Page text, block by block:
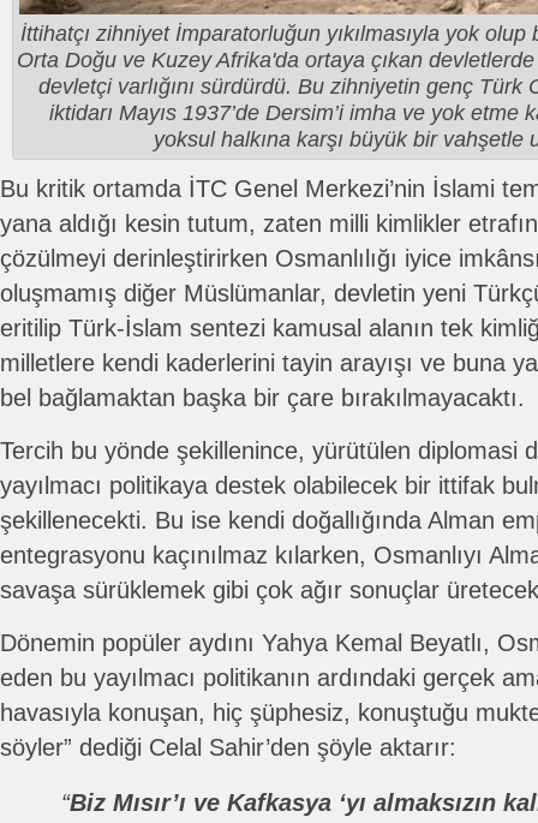
İttihatçı zihniyet İmparatorluğun yıkılmasıyla yok
Orta Doğu ve Kuzey Afrika'da ortaya çıkan
devletçi varlığını sürdürdü. Bu zihniyetin genç Türk
iktidarı Mayıs 1937’de Dersim’i imha ve yok etme
yoksul halkına karşı büyük bir vahşetle
Bu kritik ortamda İTC Genel Merkezi’nin İslami
yana aldığı kesin tutum, zaten milli kimlikler
çözülmeyi derinleştirirken Osmanlılığı iyice
oluşmamış diğer Müslümanlar, devletin yeni
eritilip Türk-İslam sentezi kamusal alanın tek
milletlere kendi kaderlerini tayin arayışı ve buna
bel bağlamaktan başka bir çare bırakılmayacaktı.
Tercih bu yönde şekillenince, yürütülen diplomasi
yayılmacı politikaya destek olabilecek bir ittifak
şekillenecekti. Bu ise kendi doğallığında Alman
entegrasyonu kaçınılmaz kılarken, Osmanlıyı
savaşa sürüklemek gibi çok ağır sonuçlar
Dönemin popüler aydını Yahya Kemal Beyatlı,
eden bu yayılmacı politikanın ardındaki gerçek
havasıyla konuşan, hiç şüphesiz, konuştuğu
söyler” dediği Celal Sahir’den şöyle aktarır:
“Biz Mısır’ı ve Kafkasya ‘yı almaksızın